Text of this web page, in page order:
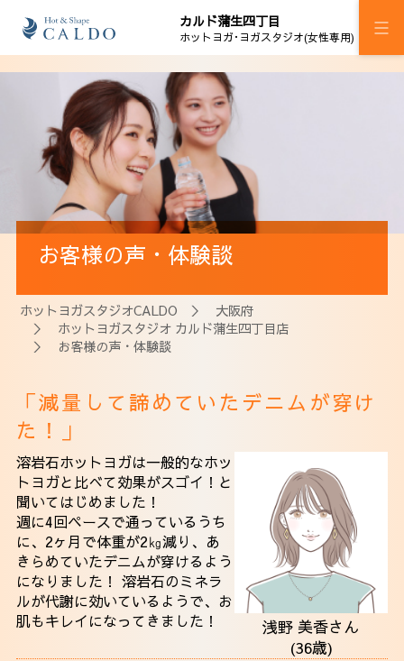
カルド蒲生四丁目
ホットヨガ･ヨガスタジオ(女性専用)
施設案内
プログラム
スケジュール
料金
ウェルチケ
法人会員
アクセス
お客様の声・体験談
ホットヨガスタジオCALDO ＞ 大阪府
＞ ホットヨガスタジオ カルド蒲生四丁目店
＞ お客様の声・体験談
「減量して諦めていたデニムが穿け
た！」
浅野 美香さん
(36歳)
溶岩石ホットヨガは一般的なホッ
トヨガと比べて効果がスゴイ！と
聞いてはじめました！
週に4回ペースで通っているうち
に、2ヶ月で体重が2㎏減り、あ
きらめていたデニムが穿けるよう
になりました！ 溶岩石のミネラ
ルが代謝に効いているようで、お
肌もキレイになってきました！